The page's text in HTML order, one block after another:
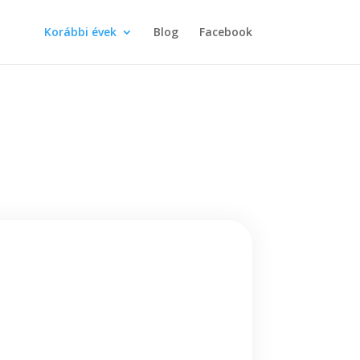
Korábbi évek Blog Facebook